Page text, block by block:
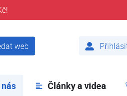
web
nás (aktuální)Články a videa